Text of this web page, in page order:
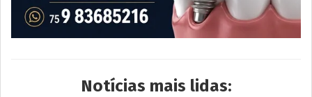
Notícias mais lidas: